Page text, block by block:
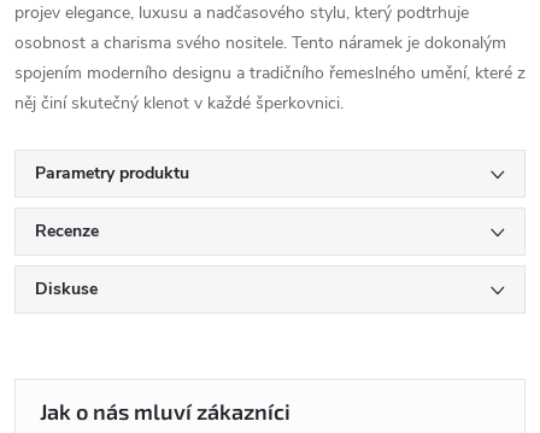
projev elegance, luxusu a nadčasového stylu, který podtrhuje
osobnost a charisma svého nositele. Tento náramek je dokonalým
spojením moderního designu a tradičního řemeslného umění, které z
něj činí skutečný klenot v každé šperkovnici.
Parametry produktu
Recenze
Diskuse